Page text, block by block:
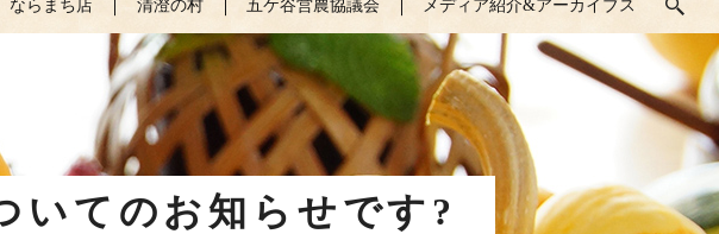
らまち店 清澄の村 五ケ谷営農協議会 メディア紹介&アーカイブス
いてのお知らせです?